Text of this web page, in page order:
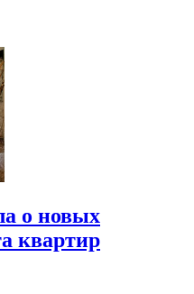
о новых
квартир